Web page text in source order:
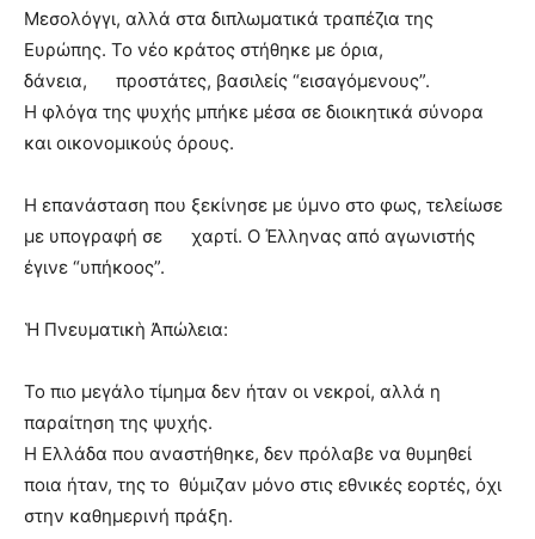
Μεσολόγγι, αλλά στα διπλωματικά τραπέζια της
Ευρώπης. Το νέο κράτος στήθηκε με όρια,
δάνεια, προστάτες, βασιλείς “εισαγόμενους”.
Η φλόγα της ψυχής μπήκε μέσα σε διοικητικά σύνορα
και οικονομικούς όρους.
Η επανάσταση που ξεκίνησε με ύμνο στο φως, τελείωσε
με υπογραφή σε χαρτί. Ο Έλληνας από αγωνιστής
έγινε “υπήκοος”.
Ἡ Πνευματικὴ Ἀπώλεια:
Το πιο μεγάλο τίμημα δεν ήταν οι νεκροί, αλλά η
παραίτηση της ψυχής.
Η Ελλάδα που αναστήθηκε, δεν πρόλαβε να θυμηθεί
ποια ήταν, της το θύμιζαν μόνο στις εθνικές εορτές, όχι
στην καθημερινή πράξη.